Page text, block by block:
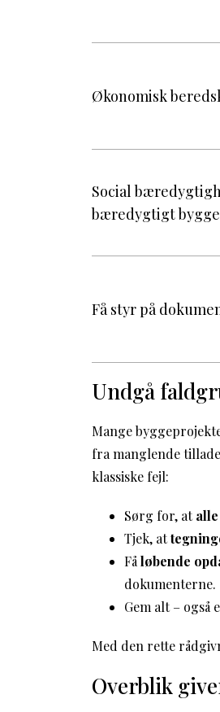
Økonomisk
Social
bæredygtigt
Få styr på
Undgå
Mange
fra manglende
klassiske fejl:
Sørg for, at
Tjek, at
Få løbende
dokumenterne.
Gem alt –
Med den rette
Overblik